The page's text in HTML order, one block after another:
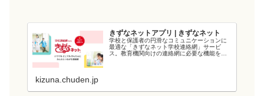
きずなネットアプリ | きずなネット
学校と保護者の円滑なコミュニケーションに
最適な「きずなネット学校連絡網」サービ
ス。教育機関向けの連絡網に必要な機能を備
kizuna.chuden.jp